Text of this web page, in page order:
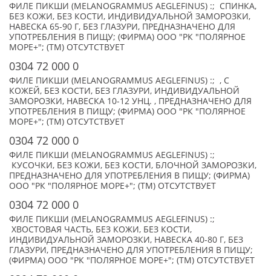
ФИЛЕ ПИКШИ (MELANOGRAMMUS AEGLEFINUS) :; СПИНКА,
БЕЗ КОЖИ, БЕЗ КОСТИ, ИНДИВИДУАЛЬНОЙ ЗАМОРОЗКИ,
НАВЕСКА 65-90 Г, БЕЗ ГЛАЗУРИ, ПРЕДНАЗНАЧЕНО ДЛЯ
УПОТРЕБЛЕНИЯ В ПИЩУ; (ФИРМА) ООО "РК "ПОЛЯРНОЕ
МОРЕ+"; (TM) ОТСУТСТВУЕТ
0304 72 000 0
ФИЛЕ ПИКШИ (MELANOGRAMMUS AEGLEFINUS) :; , С
КОЖЕЙ, БЕЗ КОСТИ, БЕЗ ГЛАЗУРИ, ИНДИВИДУАЛЬНОЙ
ЗАМОРОЗКИ, НАВЕСКА 10-12 УНЦ. , ПРЕДНАЗНАЧЕНО ДЛЯ
УПОТРЕБЛЕНИЯ В ПИЩУ; (ФИРМА) ООО "РК "ПОЛЯРНОЕ
МОРЕ+"; (TM) ОТСУТСТВУЕТ
0304 72 000 0
ФИЛЕ ПИКШИ (MELANOGRAMMUS AEGLEFINUS) :;
КУСОЧКИ, БЕЗ КОЖИ, БЕЗ КОСТИ, БЛОЧНОЙ ЗАМОРОЗКИ,
ПРЕДНАЗНАЧЕНО ДЛЯ УПОТРЕБЛЕНИЯ В ПИЩУ; (ФИРМА)
ООО "РК "ПОЛЯРНОЕ МОРЕ+"; (TM) ОТСУТСТВУЕТ
0304 72 000 0
ФИЛЕ ПИКШИ (MELANOGRAMMUS AEGLEFINUS) :;
ХВОСТОВАЯ ЧАСТЬ, БЕЗ КОЖИ, БЕЗ КОСТИ,
ИНДИВИДУАЛЬНОЙ ЗАМОРОЗКИ, НАВЕСКА 40-80 Г, БЕЗ
ГЛАЗУРИ, ПРЕДНАЗНАЧЕНО ДЛЯ УПОТРЕБЛЕНИЯ В ПИЩУ;
(ФИРМА) ООО "РК "ПОЛЯРНОЕ МОРЕ+"; (TM) ОТСУТСТВУЕТ